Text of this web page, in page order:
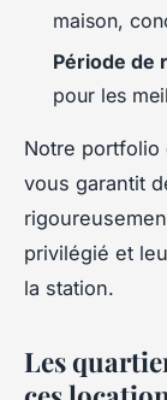
maison,
Période de
pour les
Notre portfolio
vous garantit
privilégié et
la station.
Les